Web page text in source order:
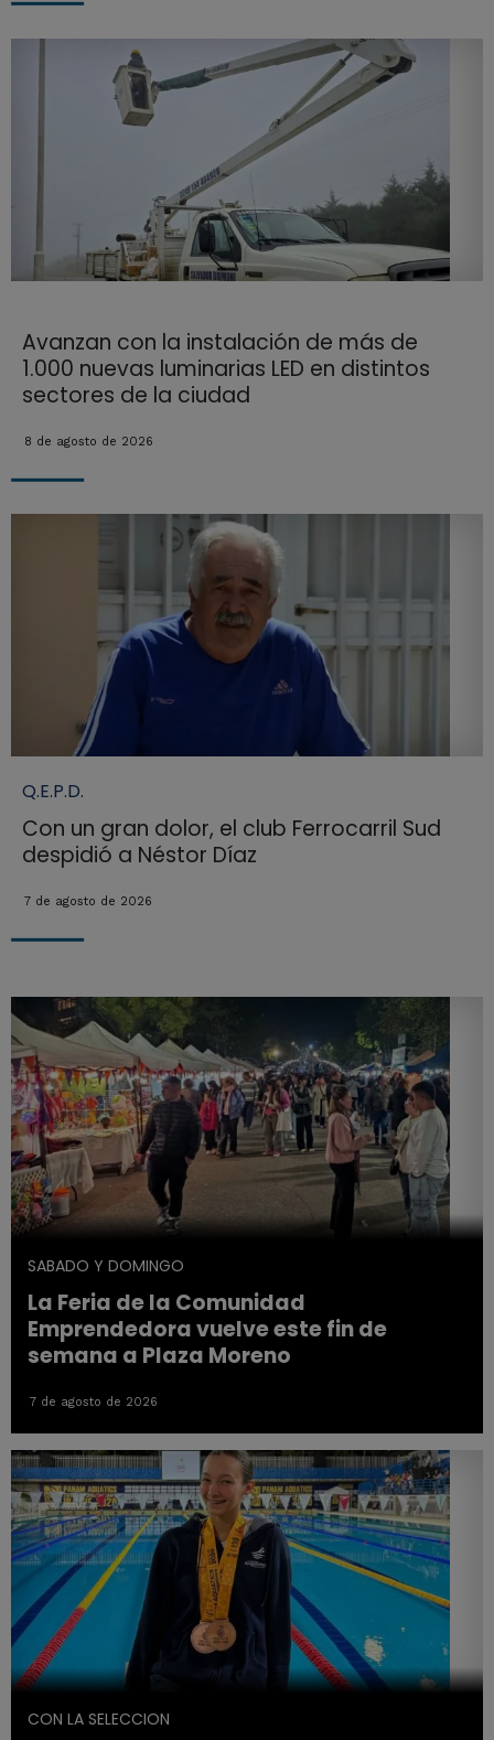
Avanzan con la instalación de más de
1.000 nuevas luminarias LED en distintos
sectores de la ciudad
8 de agosto de 2026
Q.E.P.D.
Con un gran dolor, el club Ferrocarril Sud
despidió a Néstor Díaz
7 de agosto de 2026
SABADO Y DOMINGO
La Feria de la Comunidad
Emprendedora vuelve este fin de
semana a Plaza Moreno
7 de agosto de 2026
CON LA SELECCION